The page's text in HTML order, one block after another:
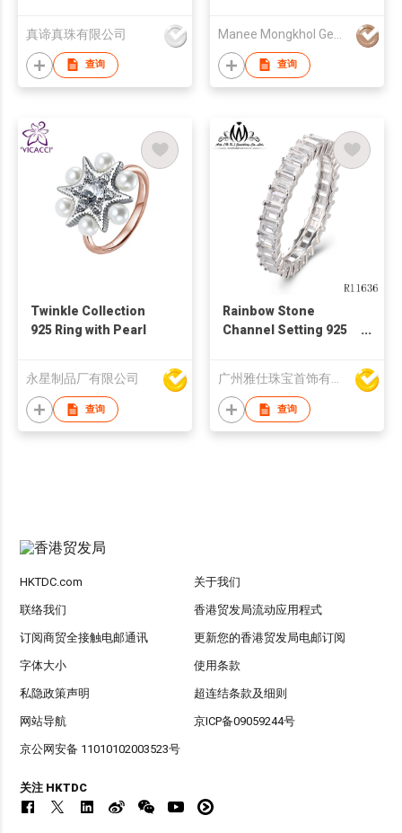
真谛真珠有限公司
查询
Nickel Free
查询
Twinkle Collection
925 Ring with Pearl
永星制品厂有限公司
查询
Rainbow Stone
Channel Setting 925
查询
HKTDC.com 关于我们
联络我们 香港贸发局流动应用程式
订阅商贸全接触电邮通讯 更新您的香港贸发局电邮订阅
字体大小 使用条款
私隐政策声明 超连结条款及细则
网站导航 京ICP备09059244号
京公网安备 11010102003523号
关注 HKTDC